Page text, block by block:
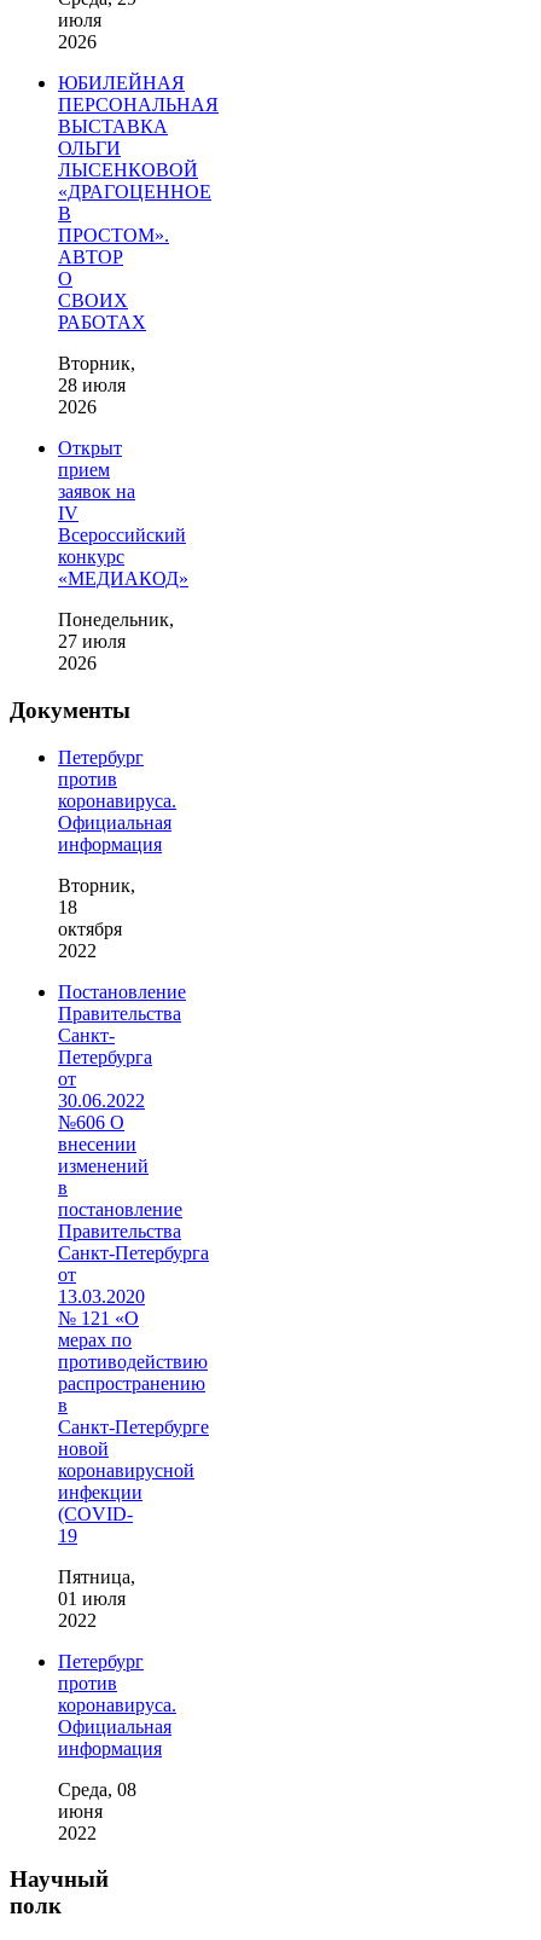
июля
2026
ЮБИЛЕЙНАЯ
ПЕРСОНАЛЬНАЯ
ВЫСТАВКА
ОЛЬГИ
ЛЫСЕНКОВОЙ
«ДРАГОЦЕННОЕ
В
ПРОСТОМ».
АВТОР
О
СВОИХ
РАБОТАХ
Вторник,
28 июля
2026
Открыт
прием
заявок на
IV
Всероссийский
конкурс
«МЕДИАКОД»
Понедельник,
27 июля
2026
Документы
Петербург
против
коронавируса.
Официальная
информация
Вторник,
18
октября
2022
Постановление
Правительства
Санкт-
Петербурга
от
30.06.2022
№606 О
внесении
изменений
в
постановление
Правительства
Санкт‑Петербурга
от
13.03.2020
№ 121 «О
мерах по
противодействию
распространению
в
Санкт‑Петербурге
новой
коронавирусной
инфекции
(COVID-
19
Пятница,
01 июля
2022
Петербург
против
коронавируса.
Официальная
информация
Среда, 08
июня
2022
Научный
полк